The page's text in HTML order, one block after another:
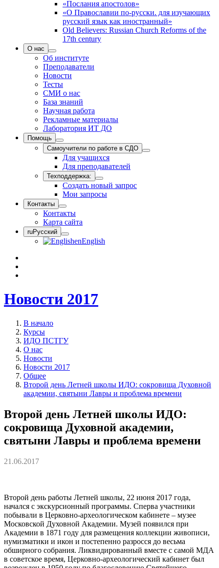
«Послания апостолов»
«О Православии по-русски. для изучающих
русский язык как иностранный»
Old Believers: Russian Church Reforms of the
17th century
О нас
Об институте
Преподаватели
Новости
Тесты
СМИ о нас
База знаний
Научная работа
Рекламные материалы
Лаборатория ИТ ДО
Помощь
Самоучители по работе в СДО
Для учащихся
Для преподавателей
Техподдержка:
Создать новый запрос
Мои запросы
Контакты
Контакты
Карта сайта
ruРусский
enEnglish
Новости 2017
В начало
Курсы
ИДО ПСТГУ
О нас
Новости
Новости 2017
Общее
Второй день Летней школы ИДО: сокровища Духовной
академии, святыни Лавры и проблема времени
Второй день Летней школы ИДО:
сокровища Духовной академии,
святыни Лавры и проблема времени
21.06.2017
Второй день работы Летней школы, 22 июня 2017 года,
начался с экскурсионный программы. Сперва участники
побывали в Церковно-археологическом кабинете – музее
Московской Духовной Академии. Музей появился при
Академии в 1871 году для размещения коллекции живописи,
нумизматики и икон и постепенно разросся до весьма
обширного собрания. Ликвидированный вместе с самой МДА
в советское время, Церковно-археологический кабинет был